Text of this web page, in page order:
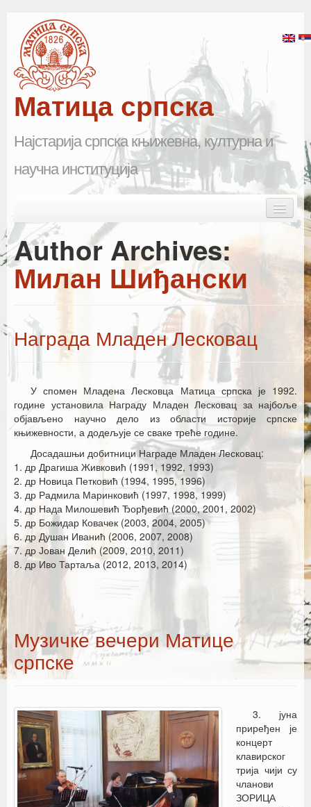
Матица српска
Најстарија српска књижевна, културна и
научна институција
Почетна
Матица српска
Научна одељења
Летопис Матице српске
Гласник Матице српске
Е–издања
Вести
Најаве
Author Archives:
Милан Шиђански
Награда Младен Лесковац
У спомен Младена Лесковца Матица српска је 1992.
године установила Награду Младен Лесковац за најбоље
објављено научно дело из области историје српске
књижевности, а додељује се сваке треће године.
Досадашњи добитници Награде Младен Лесковац:
1. др Драгиша Живковић (1991, 1992, 1993)
2. др Новица Петковић (1994, 1995, 1996)
3. др Радмила Маринковић (1997, 1998, 1999)
4. др Нада Милошевић Ђорђевић (2000, 2001, 2002)
5. др Божидар Ковачек (2003, 2004, 2005)
6. др Душан Иванић (2006, 2007, 2008)
7. др Јован Делић (2009, 2010, 2011)
8. др Иво Тартаља (2012, 2013, 2014)
Музичке вечери Матице
српске
3. јуна
приређен је
концерт
клавирског
трија чији су
чланови
ЗОРИЦА